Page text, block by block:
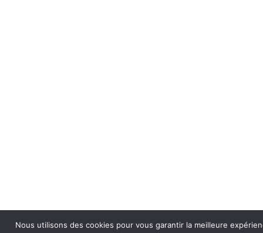
Nous utilisons des cookies pour vous garantir la meilleure